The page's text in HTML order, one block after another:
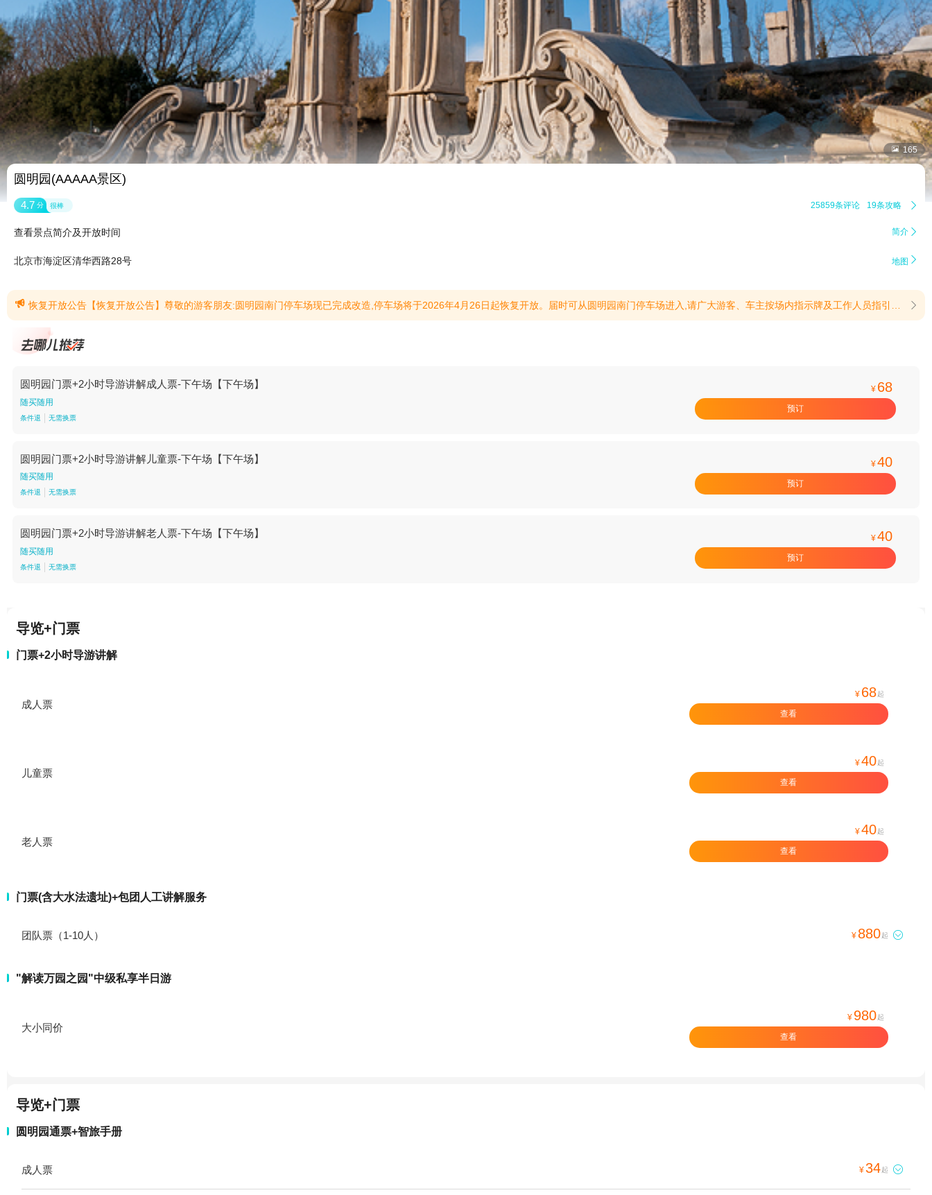
 165
圆明园(AAAAA景区)
4.7 分 很棒 25859条评论 19条攻略 
查看景点简介及开放时间 简介 
北京市海淀区清华西路28号 地图 
 恢复开放公告【恢复开放公告】尊敬的游客朋友:圆明园南门停车场现已完成改造,停车场将于2026年4月26日起恢复开放。届时可从圆明园南门停车场进入,请广大游客、车主按场内指示牌及工作人员指引有序停放,建议优先选择公共交通绿色出行。感谢您的理解与支持。特此公告。北京市海淀区圆明园管理处2026年4月24日(提示有效期2026/4/26至2026/12/31) 
圆明园门票+2小时导游讲解成人票-下午场【下午场】
随买随用
条件退 无需换票
¥ 68
预订
圆明园门票+2小时导游讲解儿童票-下午场【下午场】
随买随用
条件退 无需换票
¥40
预订
圆明园门票+2小时导游讲解老人票-下午场【下午场】
随买随用
条件退 无需换票
¥40
预订
导览+门票
门票+2小时导游讲解
成人票
¥ 68 起
查看
儿童票
¥40 起
查看
老人票
¥40 起
查看
门票(含大水法遗址)+包团人工讲解服务
团队票（1-10人） ¥ 880起 
"解读万园之园"中级私享半日游
大小同价
¥ 980 起
查看
导览+门票
圆明园通票+智旅手册
成人票 ¥34起 